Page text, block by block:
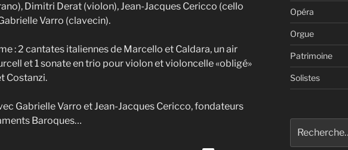
Dimitri Derat (violon), Jean-Jacques Cericco (cello
Varro (clavecin).
: 2 cantates italiennes de Marcello et Caldara, un air
et 1 sonate en trio pour violon et violoncelle «obligé»
Costanzi.
Gabrielle Varro et Jean-Jacques Cericco, fondateurs
Baroques…
Opéra
Orgue
Patrimoine
Solistes
pour